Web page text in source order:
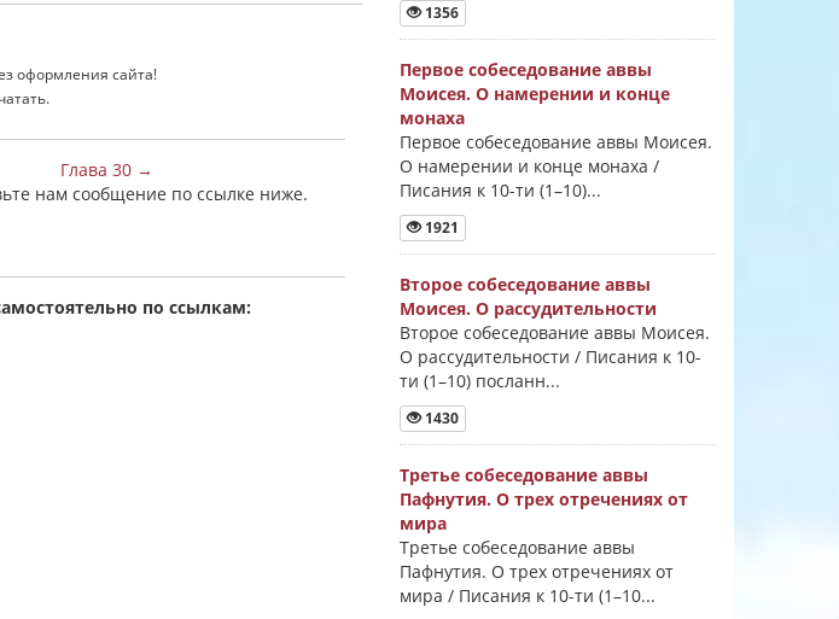
оформления сайта!
Глава 30 →
нам сообщение по ссылке ниже.
по ссылкам:
1356
Первое собеседование аввы
Моисея. О намерении и конце
монаха
Первое собеседование аввы Моисея.
О намерении и конце монаха /
Писания к 10-ти (1–10)...
1921
Второе собеседование аввы
Моисея. О рассудительности
Второе собеседование аввы Моисея.
О рассудительности / Писания к 10-
ти (1–10) посланн...
1430
Третье собеседование аввы
Пафнутия. О трех отречениях от
мира
Третье собеседование аввы
Пафнутия. О трех отречениях от
мира / Писания к 10-ти (1–10...